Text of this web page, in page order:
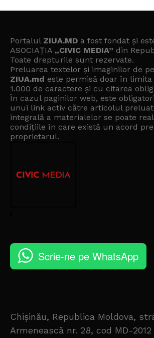
Portalul ZIUA.MD a fost fondat și
ASOCIAȚIA „CIVIC MEDIA” din
Toate drepturile sunt rezervate.
Preluarea textelor și imaginilor de
ZIUA.md este permisă doar în
1.000 de caractere și cu citarea
În cazul paginilor web, este
unui link activ către articolul
integrală a materialelor se poate
condițiile în care există un acord
proprietarul.
Scrie-ne pe WhatsApp
Chișinău, Republica Moldova,
Armenească nr. 28, cod MD-2012